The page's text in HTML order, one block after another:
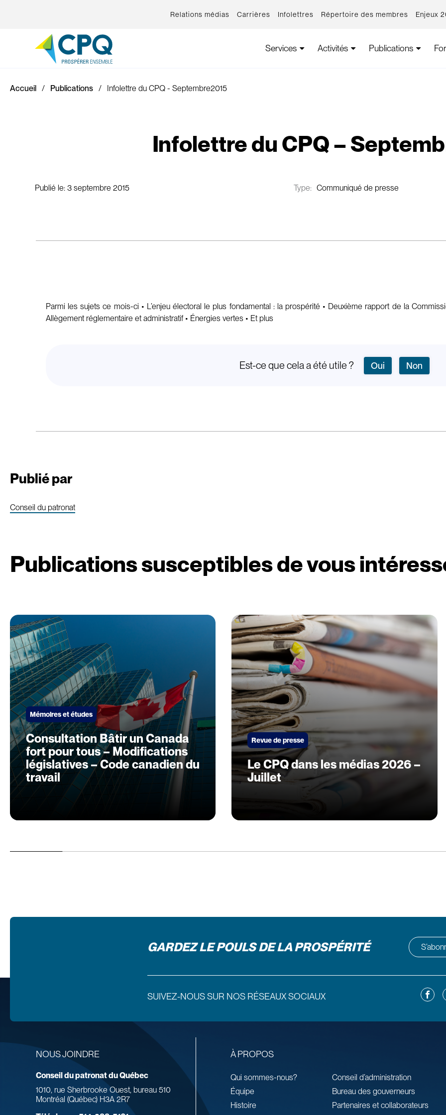
Relations médias Carrières Infolettres Répertoire des membres Enjeux
Services Activités Publications
Accueil Publications Infolettre du CPQ - Septembre2015
Infolettre du CPQ –
Publié le: 3 septembre 2015 Type: Communiqué de presse
Parmi les sujets ce mois-ci • L’enjeu électoral le plus fondamental : la prospérité • Deuxième rapport de la
Allègement réglementaire et administratif • Énergies vertes • Et plus
Est-ce que cela a été utile ? Oui Non
Publié par
Conseil du patronat
Publications susceptibles de vous
Mémoires et études
Consultation Bâtir un Canada
fort pour tous – Modifications
législatives – Code canadien du
travail
Revue de presse
Le CPQ dans les médias 2026 –
Juillet
GARDEZ LE POULS DE LA PROSPÉRITÉ
SUIVEZ-NOUS SUR NOS RÉSEAUX SOCIAUX
NOUS JOINDRE
Conseil du patronat du Québec
1010, rue Sherbrooke Ouest, bureau 510
Montréal (Québec) H3A 2R7
À PROPOS
Qui sommes-nous?
Équipe
Histoire
Conseil d’administration
Bureau des gouverneurs
Partenaires et collaborateurs